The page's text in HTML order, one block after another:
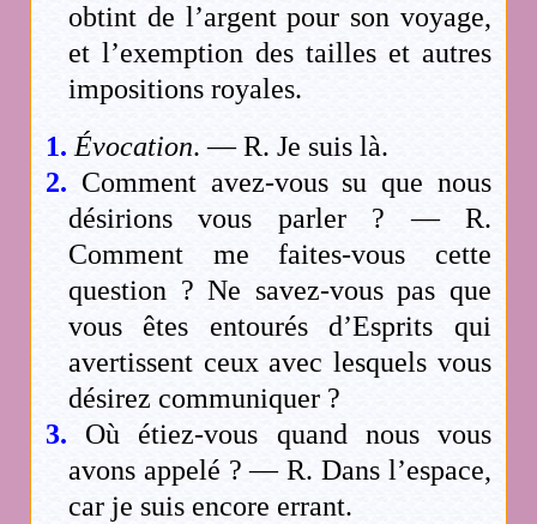
obtint de l’argent pour son voyage,
et l’exemption des tailles et autres
impositions royales.
1. Évocation. — R. Je suis là.
2. Comment avez-vous su que nous
désirions vous parler ? — R.
Comment me faites-vous cette
question ? Ne savez-vous pas que
vous êtes entourés d’Esprits qui
avertissent ceux avec lesquels vous
désirez communiquer ?
3. Où étiez-vous quand nous vous
avons appelé ? — R. Dans l’espace,
car je suis encore errant.